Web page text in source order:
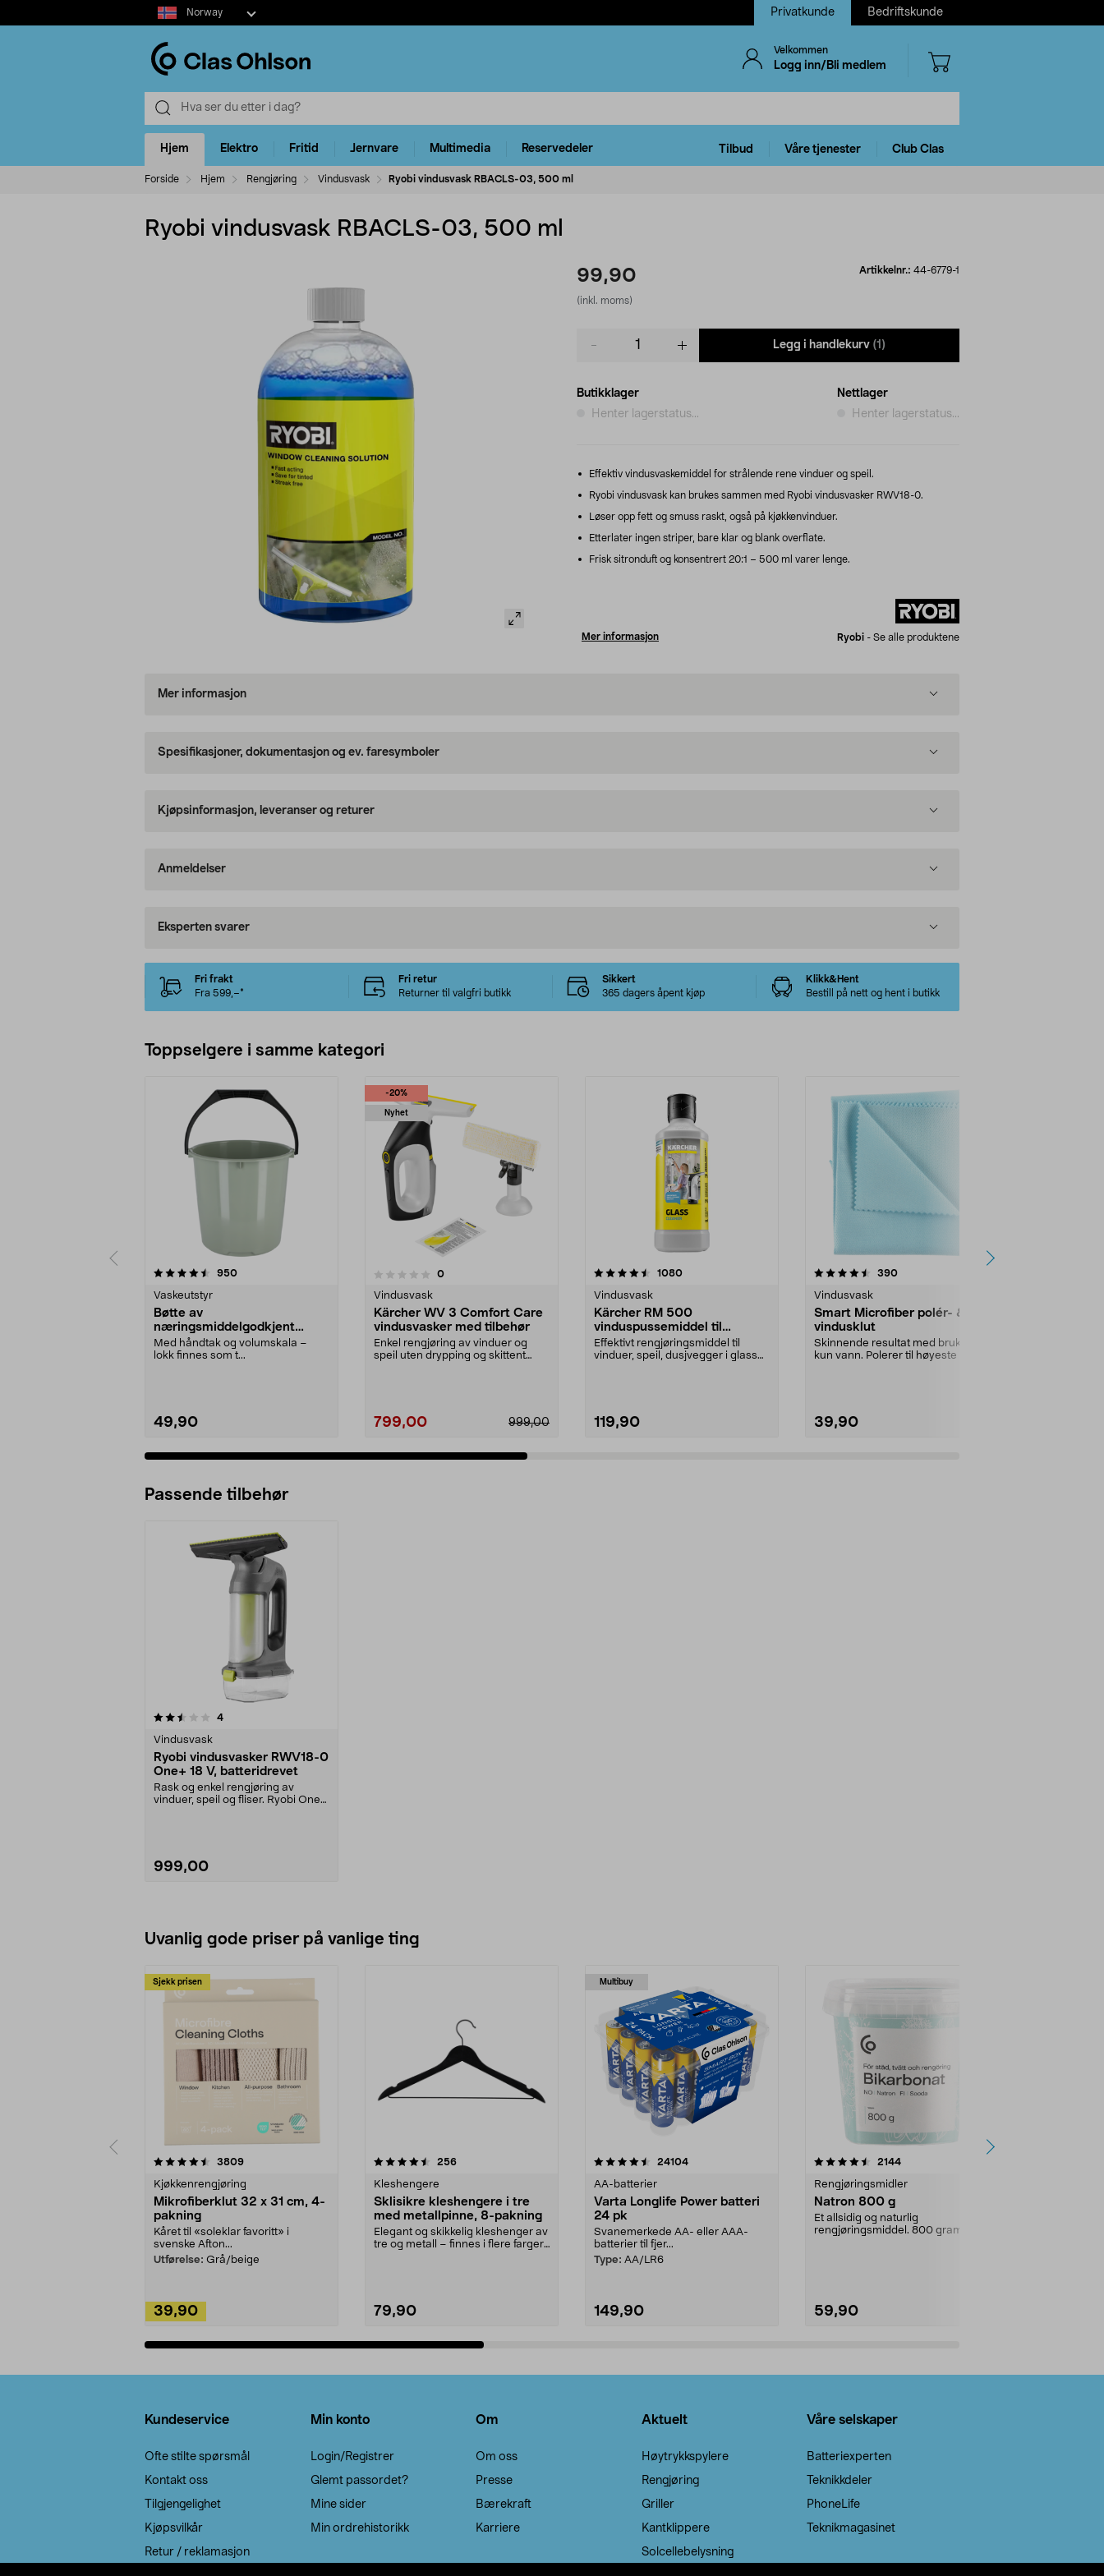
Select
market
Norway Privatkunde Bedriftskunde
Velkommen
Logg inn/Bli medlem
Hjem Elektro Fritid Jernvare Multimedia Reservedeler Tilbud Våre tjenester Club Clas
Forside Hjem Rengjøring Vindusvask Ryobi vindusvask RBACLS-03, 500 ml
Ryobi vindusvask RBACLS-03, 500 ml
99,90
(inkl. moms)
Artikkelnr.: 44-6779-1
Legg i handlekurv (1)
Butikklager
Henter lagerstatus...
Nettlager
Henter lagerstatus...
Effektiv vindusvaskemiddel for strålende rene vinduer og speil.
Ryobi vindusvask kan brukes sammen med Ryobi vindusvasker RWV18-0.
Løser opp fett og smuss raskt, også på kjøkkenvinduer.
Etterlater ingen striper, bare klar og blank overflate.
Frisk sitronduft og konsentrert 20:1 – 500 ml varer lenge.
Mer informasjon Ryobi - Se alle produktene
Mer informasjon
Spesifikasjoner, dokumentasjon og ev. faresymboler
Kjøpsinformasjon, leveranser og returer
Anmeldelser
Eksperten svarer
Fri frakt
Fra 599,–*
Fri retur
Returner til valgfri butikk
Sikkert
365 dagers åpent kjøp
Klikk&Hent
Bestill på nett og hent i butikk
Toppselgere i samme kategori
950anmeldelser
Vaskeutstyr
Bøtte av
næringsmiddelgodkjent
plast, 10 liter, Nordiska plast
Med håndtak og volumskala –
lokk finnes som t...
49,90
-20%
Nyhet
0.0 av 5 stjerner 0anmeldelser
Vindusvask
Kärcher WV 3 Comfort Care
vindusvasker med tilbehør
Enkel rengjøring av vinduer og
speil uten drypping og skittent
799,00 999,00
4.5 av 5 stjerner 1080anmeldelser
Vindusvask
Kärcher RM 500
vinduspussemiddel til
Kärcher vindusvask
Effektivt rengjøringsmiddel til
vinduer, speil, dusjvegger i glass
119,90
4.5 av 5 stjerner 390anmeldelser
Vindusvask
Smart Microfiber polér- &
vindusklut
Skinnende resultat med bruk av
kun vann. Polerer til høyeste glans.
39,90
4.0 av 5 stjerner
Passende tilbehør
4anmeldelser
Vindusvask
Ryobi vindusvasker RWV18-0
One+ 18 V, batteridrevet
Rask og enkel rengjøring av
vinduer, speil og fliser. Ryobi One+
999,00
Uvanlig gode priser på vanlige ting
Sjekk prisen
3809anmeldelser
Kjøkkenrengjøring
Mikrofiberklut 32 x 31 cm, 4-
pakning
Kåret til «soleklar favoritt» i
svenske Afton...
Utførelse: Grå/beige
39,90
4.5av 5 stjerner 256anmeldelser
Kleshengere
Sklisikre kleshengere i tre
med metallpinne, 8-pakning
Elegant og skikkelig kleshenger av
tre og metall – finnes i flere farger.
79,90
Multibuy
4.5av 5 stjerner 24104anmeldelser
AA-batterier
Varta Longlife Power batteri
24 pk
Svanemerkede AA- eller AAA-
batterier til fjer...
Type: AA/LR6
149,90
4.5av 5 stjerner 2144anmeldelser
Rengjøringsmidler
Natron 800 g
Et allsidig og naturlig
rengjøringsmiddel. 800 gram
59,90
4.0av 5 stjerner
Kundeservice
Ofte stilte spørsmål
Kontakt oss
Tilgjengelighet
Kjøpsvilkår
Retur / reklamasjon
Min konto
Login/Registrer
Glemt passordet?
Mine sider
Min ordrehistorikk
Om
Om oss
Presse
Bærekraft
Karriere
Aktuelt
Høytrykkspylere
Rengjøring
Griller
Kantklippere
Solcellebelysning
Våre selskaper
Batteriexperten
Teknikkdeler
PhoneLife
Teknikmagasinet